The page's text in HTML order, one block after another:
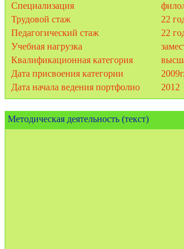
Специализация
Трудовой стаж
22
Педагогический стаж
22
Учебная нагрузка
Квалификационная категория
Дата присвоения категории
Дата начала ведения портфолио
2012
Методическая деятельность (текст)